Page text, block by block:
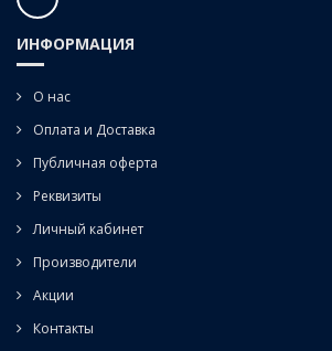
ИНФОРМАЦИЯ
О нас
Оплата и Доставка
Публичная оферта
Реквизиты
Личный кабинет
Производители
Акции
Контакты